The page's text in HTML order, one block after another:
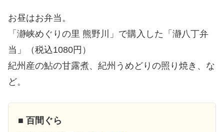
お昼はお弁当。
「瀞峡めぐりの里 熊野川」で購入した「瀞八丁弁
当」（税込1080円）
紀州産の鮎の甘露煮、紀州うめどりの照り焼き、な
ど。
■ 百間ぐら